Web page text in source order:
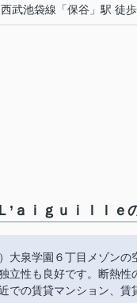
西武池袋線 「保谷 」駅 徒
ａｉｇｕｉｌｌｅ
大泉学園６丁目メゾン
立性も良好です。断熱
での賃貸マンション、賃